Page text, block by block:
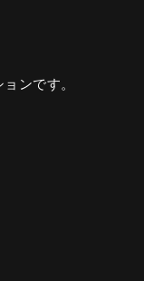
ンです。